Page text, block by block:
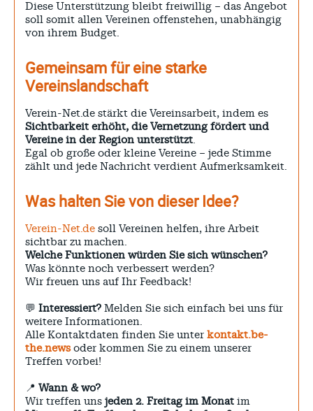
Diese Unterstützung bleibt freiwillig – das Angebot
soll somit allen Vereinen offenstehen, unabhängig
von ihrem Budget.
Gemeinsam für eine starke
Vereinslandschaft
Verein-Net.de stärkt die Vereinsarbeit, indem es
Sichtbarkeit erhöht, die Vernetzung fördert und
Vereine in der Region unterstützt
Egal ob große oder kleine Vereine – jede Stimme
zählt und jede Nachricht verdient Aufmerksamkeit.
Was halten Sie von dieser Idee?
Verein-Net.de soll Vereinen helfen, ihre Arbeit
sichtbar zu machen.
Welche Funktionen würden Sie sich wünschen?
Was könnte noch verbessert werden?
Wir freuen uns auf Ihr Feedback!
💬 Interessiert? Melden Sie sich einfach bei uns für
weitere Informationen.
Alle Kontaktdaten finden Sie unter kontakt.be-
the.newsoder kommen Sie zu einem unserer
Treffen vorbei!
📍 Wann & wo?
Wir treffen uns jeden 2. Freitag im Monat im